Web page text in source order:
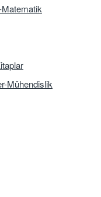
Mühendislik